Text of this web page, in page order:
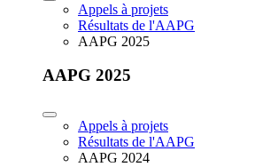
Appels à projets
Résultats de l'AAPG
AAPG 2025
AAPG 2025
Appels à projets
Résultats de l'AAPG
AAPG 2024